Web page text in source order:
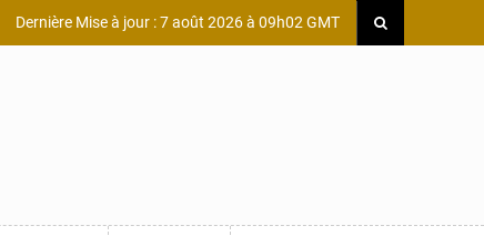
Dernière Mise à jour : 7 août 2026 à 09h02 GMT